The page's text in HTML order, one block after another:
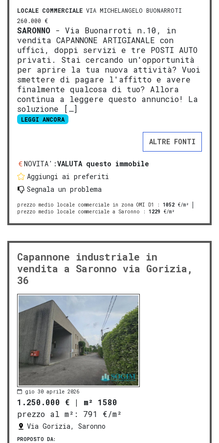
LOCALE COMMERCIALE VIA MICHELANGELO BUONARROTI
260.000 €
SARONNO - Via Buonarroti n.10, in
vendita CAPANNONE ARTIGIANALE con
uffici, doppi servizi e tre POSTI AUTO
privati. Stai cercando un'opportunità
per aprire la tua nuova attività? Vuoi
smettere di pagare l'affitto e avere
finalmente qualcosa di tuo? Allora
continua a leggere questo annuncio! La
soluzione […]
LEGGI ANCORA
ALTRE FONTI
NOVITA':VALUTA questo immobile
Aggiungi ai preferiti
Segnala un problema
prezzo medio locale commerciale in zona OMI D1 : 1052 €/m²
prezzo medio locale commerciale a Saronno : 1229 €/m²
Capannone industriale in
vendita a Saronno via Gorizia,
36
gio 30 aprile 2026
1.250.000 € | m² 1580
prezzo al m²:
791 €/m²
Via Gorizia, Saronno
PROPOSTO DA: